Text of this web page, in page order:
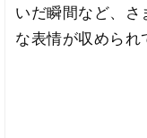
いだ瞬間など、さ
な表情が収められ